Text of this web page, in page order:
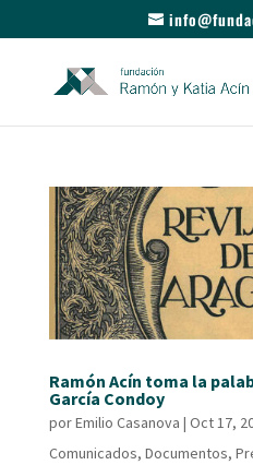
Ramón Acín toma la
García Condoy
porEmilio Casanova | Oct 17,
Comunicados, Documentos,